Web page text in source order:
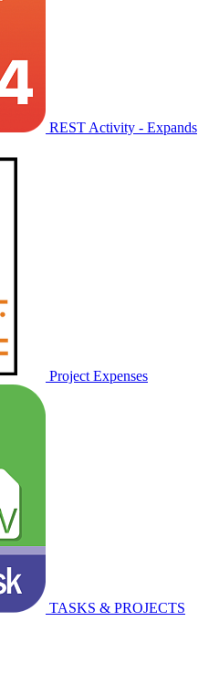
REST Activity - Expands
Project Expenses
TASKS & PROJECTS